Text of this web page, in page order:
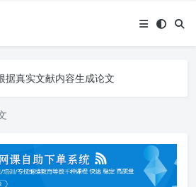
真实文献内容生成论文
教、培训、继续教育。现已接入代刷代考项目3000+
教、培训、继续教育。现已接入代刷代考项目3000+